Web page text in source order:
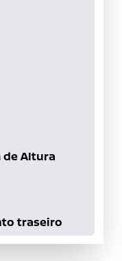
de Altura
traseiro